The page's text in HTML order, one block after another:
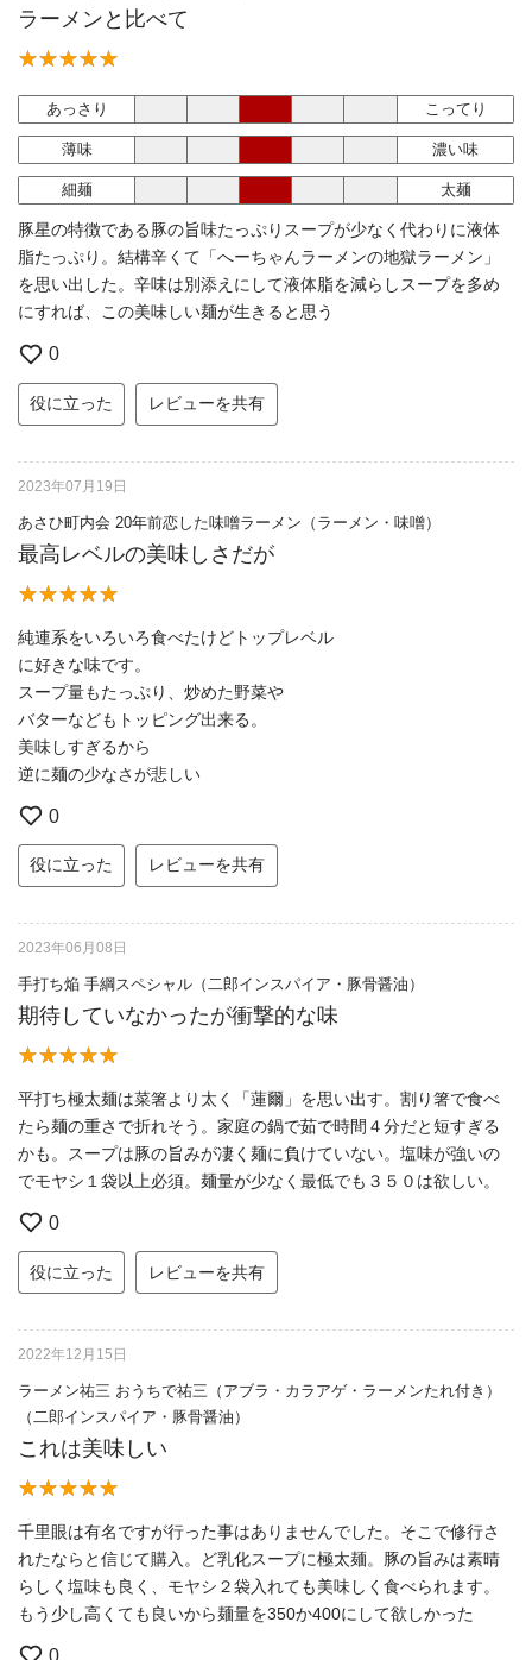
ラーメンと比べて
あっさり こってり
薄味 濃い味
細麺 太麺
豚星の特徴である豚の旨味たっぷりスープが少なく代わりに液体
脂たっぷり。結構辛くて「へーちゃんラーメンの地獄ラーメン」
を思い出した。辛味は別添えにして液体脂を減らしスープを多め
にすれば、この美味しい麺が生きると思う
0
役に立った レビューを共有
2023年07月19日
あさひ町内会 20年前恋した味噌ラーメン（ラーメン・味噌）
最高レベルの美味しさだが
純連系をいろいろ食べたけどトップレベル
に好きな味です。
スープ量もたっぷり、炒めた野菜や
バターなどもトッピング出来る。
美味しすぎるから
逆に麺の少なさが悲しい
0
役に立った レビューを共有
2023年06月08日
手打ち焔 手綱スペシャル（二郎インスパイア・豚骨醤油）
期待していなかったが衝撃的な味
平打ち極太麺は菜箸より太く「蓮爾」を思い出す。割り箸で食べ
たら麺の重さで折れそう。家庭の鍋で茹で時間４分だと短すぎる
かも。スープは豚の旨みが凄く麺に負けていない。塩味が強いの
でモヤシ１袋以上必須。麺量が少なく最低でも３５０は欲しい。
0
役に立った レビューを共有
2022年12月15日
ラーメン祐三 おうちで祐三（アブラ・カラアゲ・ラーメンたれ付き）
（二郎インスパイア・豚骨醤油）
これは美味しい
千里眼は有名ですが行った事はありませんでした。そこで修行さ
れたならと信じて購入。ど乳化スープに極太麺。豚の旨みは素晴
らしく塩味も良く、モヤシ２袋入れても美味しく食べられます。
もう少し高くても良いから麺量を350か400にして欲しかった